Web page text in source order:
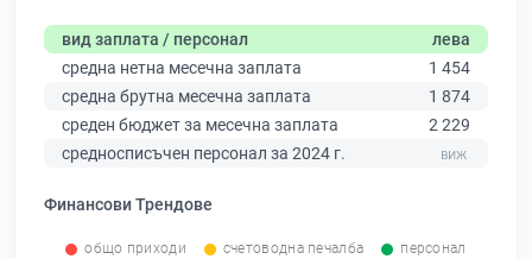
вид заплата / персонал
лева
средна нетна месечна заплата
1 454
средна брутна месечна заплата
1 874
среден бюджет за месечна заплата
2 229
средносписъчен персонал за 2024 г.
Финансови Трендове
общо приходи счетоводна печалба персонал